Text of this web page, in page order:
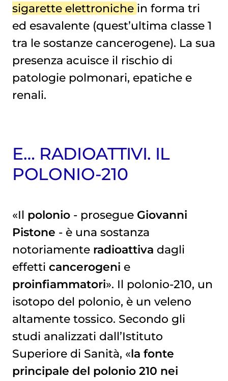
sigarette elettronichein forma tri
ed esavalente (quest’ultima classe 1
tra le sostanze cancerogene). La sua
presenza acuisce il rischio di
patologie polmonari, epatiche e
renali.
E… RADIOATTIVI. IL
POLONIO-210
«Il polonio- prosegueGiovanni
Pistone - è una sostanza
notoriamente radioattiva dagli
effetti cancerogeni e
proinfiammatori». Il polonio-210, un
isotopo del polonio, è un veleno
altamente tossico. Secondo gli
studi analizzati dall’Istituto
Superiore di Sanità, «la fonte
principale del polonio 210 nei